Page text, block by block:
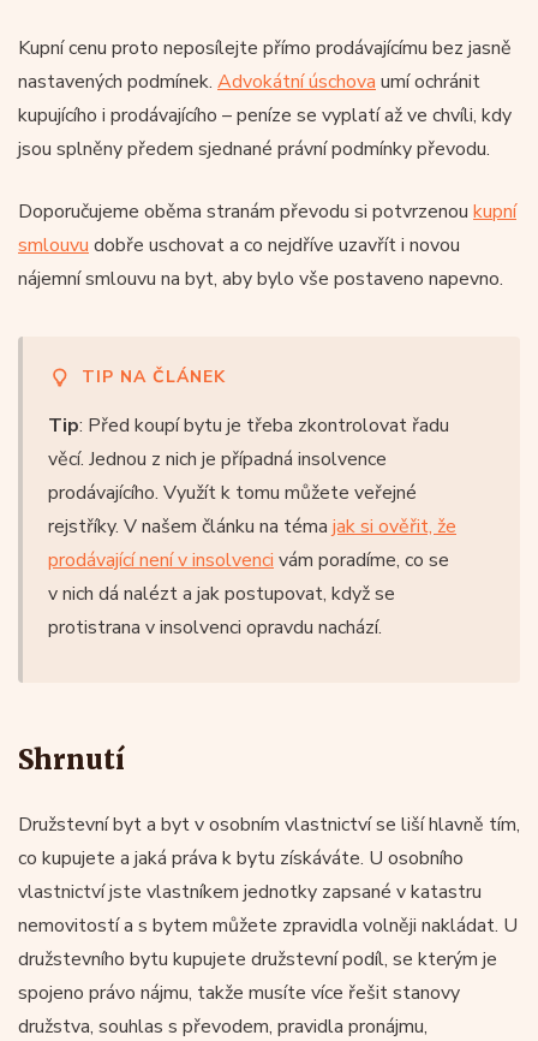
Kupní cenu proto neposílejte přímo prodávajícímu bez jasně
nastavených podmínek. Advokátní úschova umí ochránit
kupujícího i prodávajícího – peníze se vyplatí až ve chvíli, kdy
jsou splněny předem sjednané právní podmínky převodu.
Doporučujeme oběma stranám převodu si potvrzenou kupní
smlouvu dobře uschovat a co nejdříve uzavřít i novou
nájemní smlouvu na byt, aby bylo vše postaveno napevno.
TIP NA ČLÁNEK
Tip: Před koupí bytu je třeba zkontrolovat řadu
věcí. Jednou z nich je případná insolvence
prodávajícího. Využít k tomu můžete veřejné
rejstříky. V našem článku na téma jak si ověřit, že
prodávající není v insolvenci vám poradíme, co se
v nich dá nalézt a jak postupovat, když se
protistrana v insolvenci opravdu nachází.
Shrnutí
Družstevní byt a byt v osobním vlastnictví se liší hlavně tím,
co kupujete a jaká práva k bytu získáváte. U osobního
vlastnictví jste vlastníkem jednotky zapsané v katastru
nemovitostí a s bytem můžete zpravidla volněji nakládat. U
družstevního bytu kupujete družstevní podíl, se kterým je
spojeno právo nájmu, takže musíte více řešit stanovy
družstva, souhlas s převodem, pravidla pronájmu,